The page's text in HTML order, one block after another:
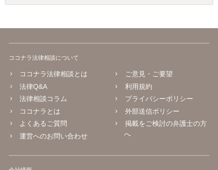
ココナラ法律相談について
ココナラ法律相談とは
法律Q&A
法律相談コラム
ココナラとは
よくあるご質問
運営へのお問い合わせ
ご意見・ご要望
利用規約
プライバシーポリシー
外部送信ポリシー
掲載をご検討の弁護士の方
へ